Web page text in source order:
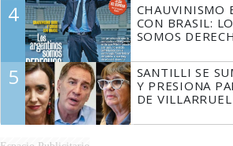
4
CHAUVINISMO
CON BRASIL:
SOMOS
5
SANTILLI SE
Y PRESIONA
DE VILLARRUEL